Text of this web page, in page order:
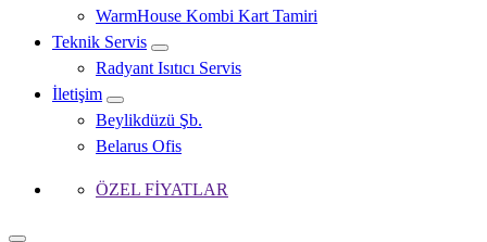
WarmHouse Kombi Kart Tamiri
Teknik Servis
Radyant Isıtıcı Servis
İletişim
Beylikdüzü Şb.
Belarus Ofis
ÖZEL FİYATLAR